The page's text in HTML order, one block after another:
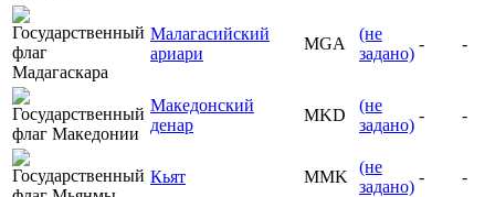
Малагасийский
ариари
MGA
(не
задано)
- -
Македонский
денар
MKD
(не
задано)
- -
Кьят MMK
(не
задано)
- -